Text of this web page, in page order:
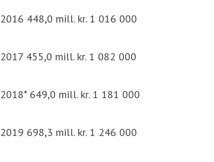
2016 448,0 mill. kr. 1 016 000
2017 455,0 mill. kr. 1 082 000
2018* 649,0 mill. kr. 1 181 000
2019 698,3 mill. kr. 1 246 000